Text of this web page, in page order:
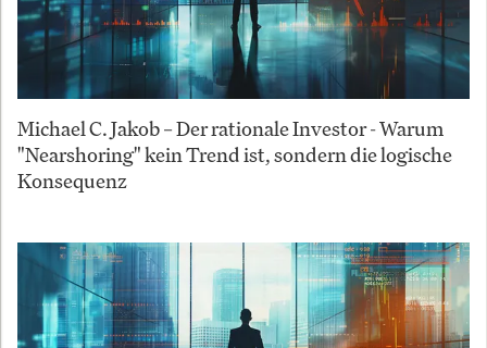
Michael C. Jakob – Der rationale Investor - Warum
"Nearshoring" kein Trend ist, sondern die logische
Konsequenz